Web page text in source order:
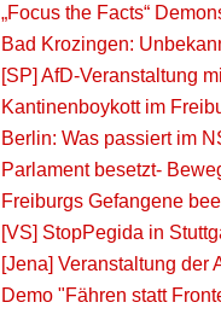
„Focus the Facts“
Bad Krozingen:
[SP] AfD-Veranstaltung
Kantinenboykott im
Berlin: Was passiert im
Parlament besetzt-
Freiburgs Gefangene
[VS] StopPegida in
[Jena] Veranstaltung der
Demo "Fähren statt